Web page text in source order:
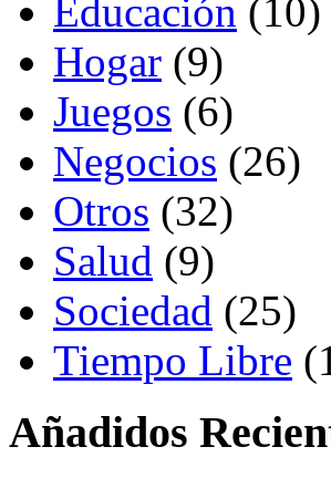
Educación (10)
Hogar (9)
Juegos (6)
Negocios (26)
Otros (32)
Salud (9)
Sociedad (25)
Tiempo Libre
Añadidos